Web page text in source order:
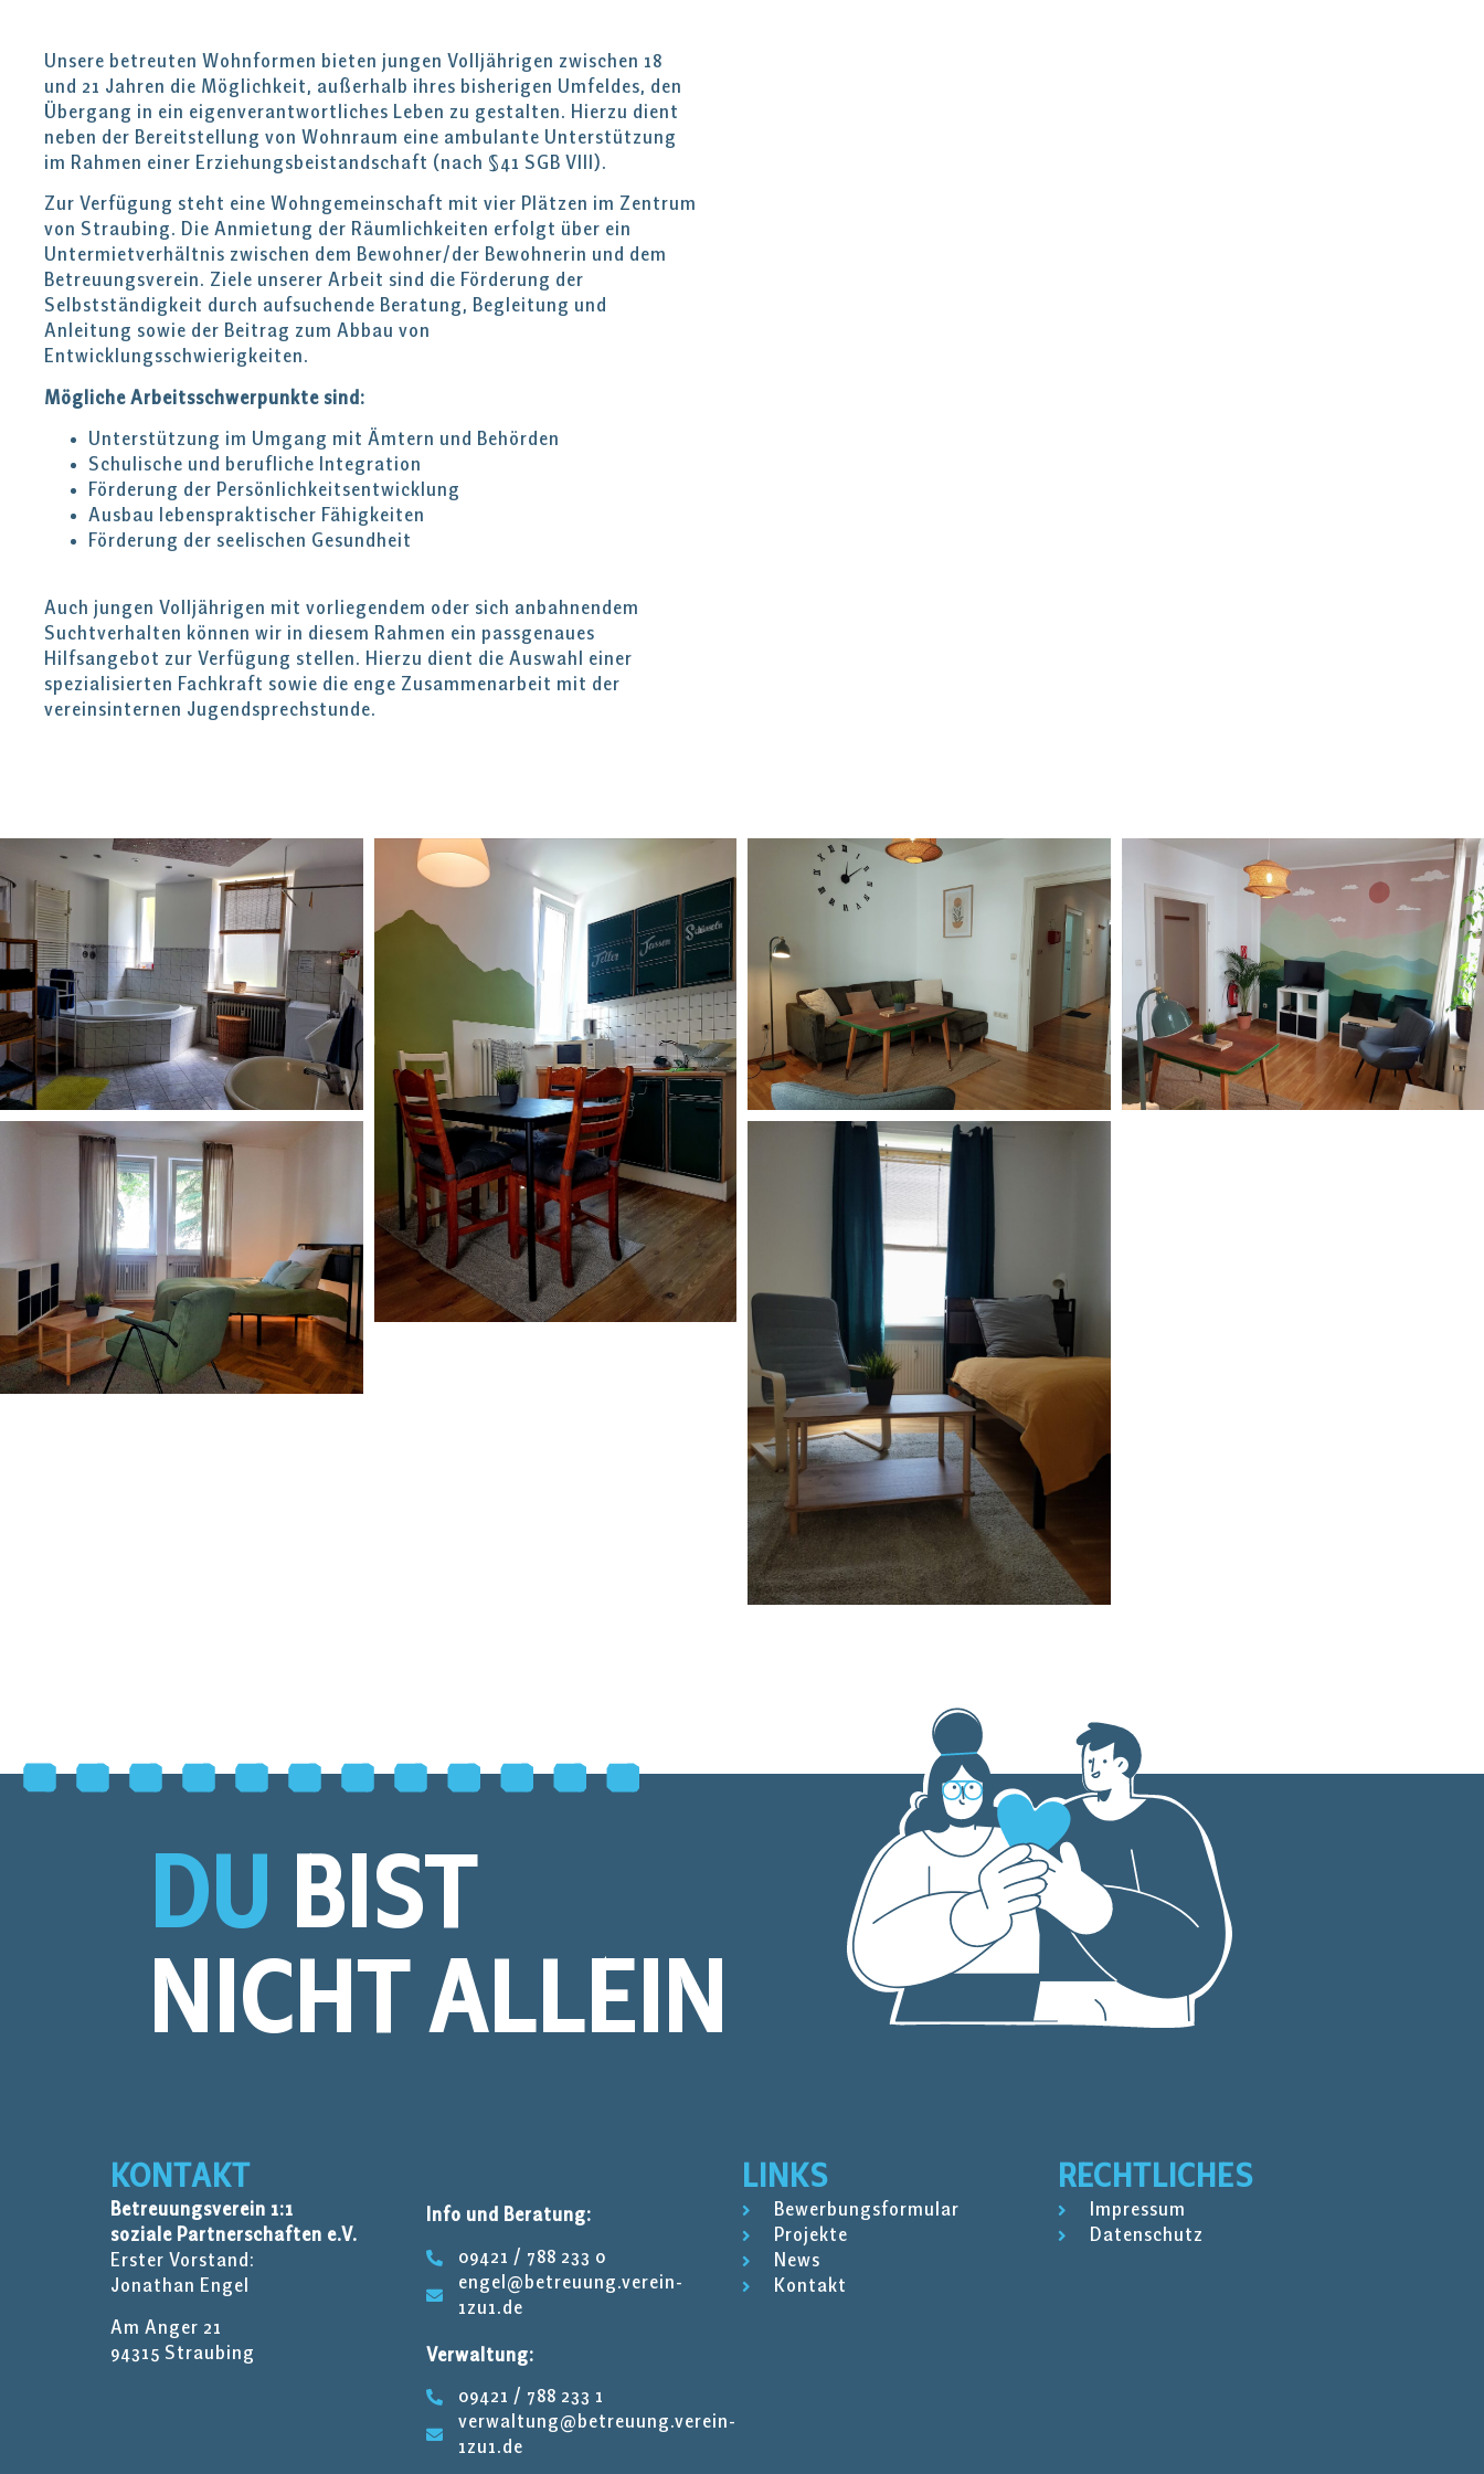
Unsere betreuten Wohnformen bieten jungen Volljährigen zwischen 18
und 21 Jahren die Möglichkeit, außerhalb ihres bisherigen Umfeldes, den
Übergang in ein eigenverantwortliches Leben zu gestalten. Hierzu dient
neben der Bereitstellung von Wohnraum eine ambulante Unterstützung
im Rahmen einer Erziehungsbeistandschaft (nach §41 SGB VIII).
Zur Verfügung steht eine Wohngemeinschaft mit vier Plätzen im Zentrum
von Straubing. Die Anmietung der Räumlichkeiten erfolgt über ein
Untermietverhältnis zwischen dem Bewohner/der Bewohnerin und dem
Betreuungsverein. Ziele unserer Arbeit sind die Förderung der
Selbstständigkeit durch aufsuchende Beratung, Begleitung und
Anleitung sowie der Beitrag zum Abbau von
Entwicklungsschwierigkeiten.
Mögliche Arbeitsschwerpunkte sind:
Unterstützung im Umgang mit Ämtern und Behörden
Schulische und berufliche Integration
Förderung der Persönlichkeitsentwicklung
Ausbau lebenspraktischer Fähigkeiten
Förderung der seelischen Gesundheit
Auch jungen Volljährigen mit vorliegendem oder sich anbahnendem
Suchtverhalten können wir in diesem Rahmen ein passgenaues
Hilfsangebot zur Verfügung stellen. Hierzu dient die Auswahl einer
spezialisierten Fachkraft sowie die enge Zusammenarbeit mit der
vereinsinternen Jugendsprechstunde.
DU BIST
NICHT ALLEIN
KONTAKT
Betreuungsverein 1:1
soziale Partnerschaften e.V.
Erster Vorstand:
Jonathan Engel
Am Anger 21
94315 Straubing
Info und Beratung:
09421 / 788 233 0
engel@betreuung.verein-
1zu1.de
Verwaltung:
09421 / 788 233 1
verwaltung@betreuung.verein-
1zu1.de
LINKS
Bewerbungsformular
Projekte
News
Kontakt
RECHTLICHES
Impressum
Datenschutz